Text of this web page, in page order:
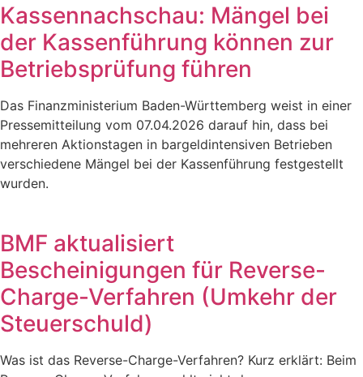
Kassennachschau: Mängel bei
der Kassenführung können zur
Betriebsprüfung führen
Das Finanzministerium Baden-Württemberg weist in einer
Pressemitteilung vom 07.04.2026 darauf hin, dass bei
mehreren Aktionstagen in bargeldintensiven Betrieben
verschiedene Mängel bei der Kassenführung festgestellt
wurden.
BMF aktualisiert
Bescheinigungen für Reverse-
Charge-Verfahren (Umkehr der
Steuerschuld)
Was ist das Reverse-Charge-Verfahren? Kurz erklärt: Beim